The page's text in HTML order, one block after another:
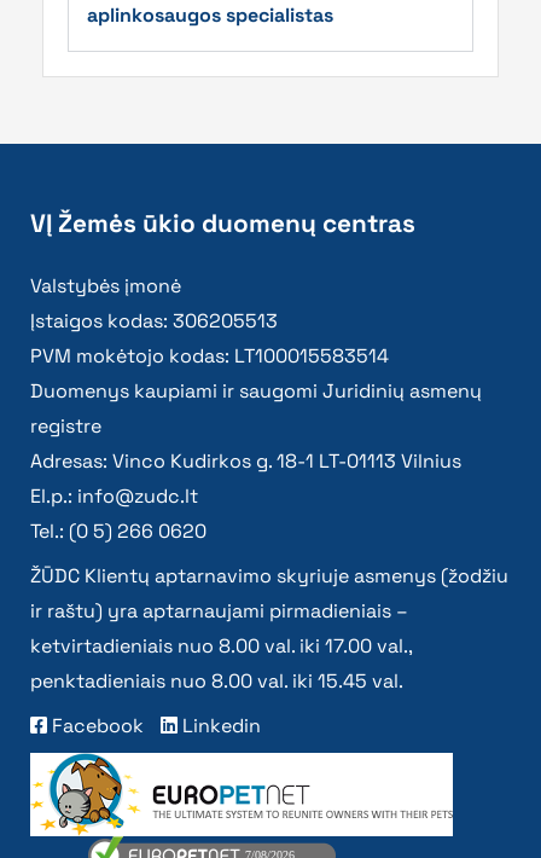
aplinkosaugos specialistas
VĮ Žemės ūkio duomenų centras
Valstybės įmonė
Įstaigos kodas: 306205513
PVM mokėtojo kodas: LT100015583514
Duomenys kaupiami ir saugomi Juridinių asmenų
registre
Adresas: Vinco Kudirkos g. 18-1 LT-01113 Vilnius
El.p.: info@zudc.lt
Tel.: (0 5) 266 0620
ŽŪDC Klientų aptarnavimo skyriuje asmenys (žodžiu
ir raštu) yra aptarnaujami pirmadieniais –
ketvirtadieniais nuo 8.00 val. iki 17.00 val.,
penktadieniais nuo 8.00 val. iki 15.45 val.
Facebook
Linkedin